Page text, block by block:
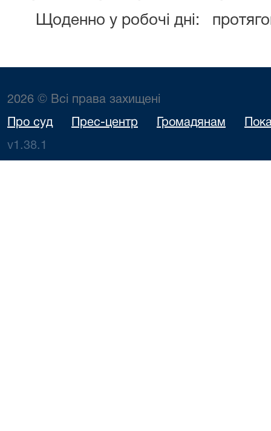
Щоденно у робочі дні:
2026 © Всі права захищені
Про суд Прес-центр Громадянам
v1.38.1